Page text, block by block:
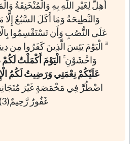
أُهِلَّ لِغَيْرِ اللَّهِ بِهِ وَالْمُنْخَنِقَةُ
وَالنَّطِيحَةُ وَمَا أَكَلَ السَّبُعُ إِلَّا
عَلَى النُّصُبِ وَأَن تَسْتَقْسِمُوا
الْيَوْمَ يَئِسَ الَّذِينَ كَفَرُوا مِن
وَاخْشَوْنِ ۚ الْيَوْمَ أَكْمَلْتُ
عَلَيْكُمْ نِعْمَتِي وَرَضِيتُ لَكُمُ
اضْطُرَّ فِي مَخْمَصَةٍ غَيْرَ مُتَجَانِفٍ
غَفُورٌ رَّحِيمٌ(3)